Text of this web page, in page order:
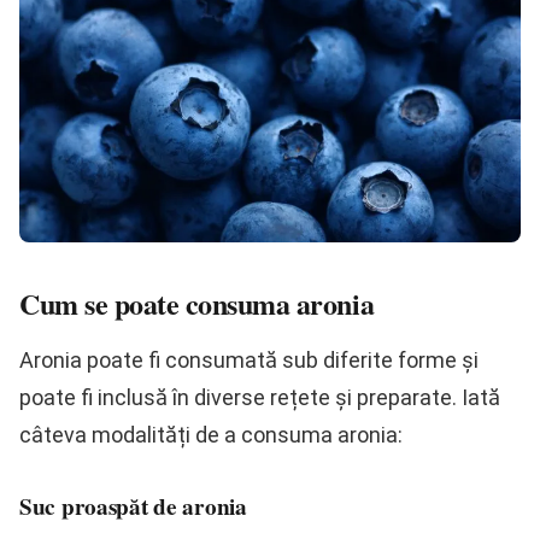
Cum se poate consuma aronia
Aronia poate fi consumată sub diferite forme și
poate fi inclusă în diverse rețete și preparate. Iată
câteva modalități de a consuma aronia:
Suc proaspăt de aronia